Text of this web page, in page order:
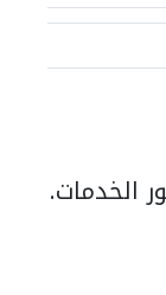
الخدمات.